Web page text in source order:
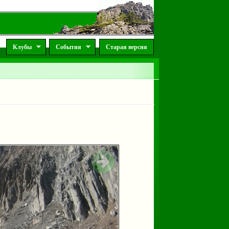
Клубы События Старая версия